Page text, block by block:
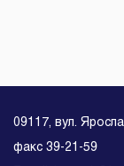
09117, вул.
факс 39-21-59